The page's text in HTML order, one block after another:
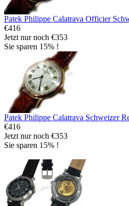
Patek Philippe Calatrava Officier
€416
Jetzt nur noch €353
Sie sparen 15% !
Patek Philippe Calatrava Schweizer
€416
Jetzt nur noch €353
Sie sparen 15% !